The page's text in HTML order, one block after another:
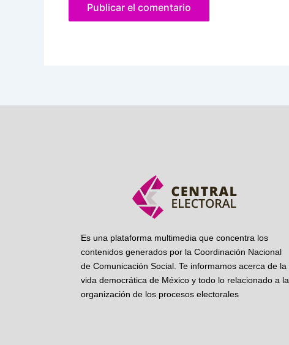
Es una plataforma multimedia que concentra los
contenidos generados por la Coordinación Nacional
de Comunicación Social. Te informamos acerca de la
vida democrática de México y todo lo relacionado a la
organización de los procesos electorales